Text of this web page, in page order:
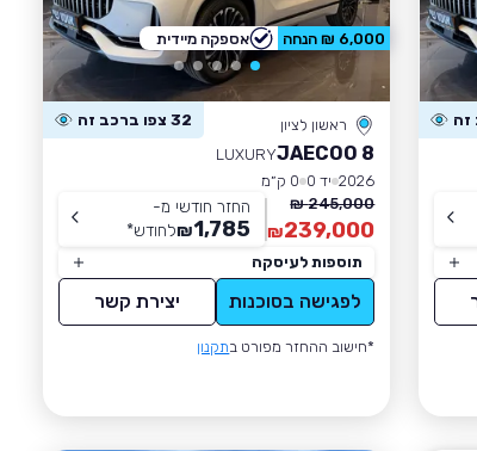
ראשון לציון 32 צפו ברכב זה
JAECOO 8
LUXURY
2026 יד 0
0 ק״מ
245,000 ₪
239,000
₪
החזר חודשי מ-
1,785
₪לחודש*
תוספות לעיסקה
לפגישה בסוכנות יצירת קשר
*חישוב ההחזר מפורט בתקנון
6,000 ₪ הנחה אספקה מיידית